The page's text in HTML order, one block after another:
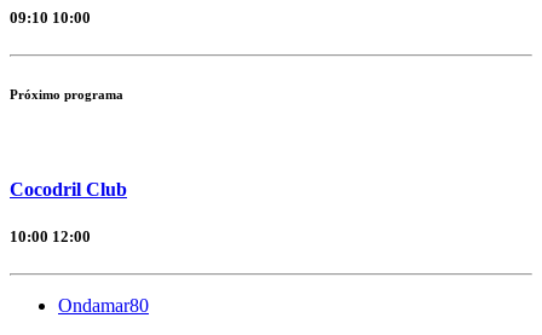
09:10 10:00
Próximo programa
Cocodril Club
10:00 12:00
Ondamar80